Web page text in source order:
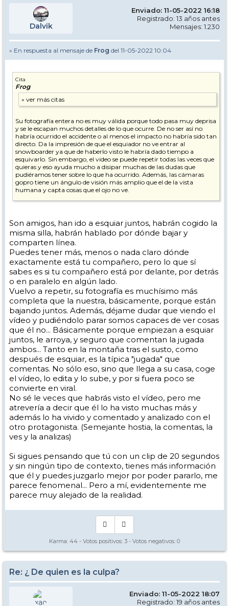
Dalvik
Enviado: 11-05-2022 16:18
Registrado: 13 años antes
Mensajes: 1.230
» En respuesta al mensaje de Frog del 11-05-2022 10:04
Cita
Frog
Su fotografía entera no es muy válida porque todo pasa muy deprisa
y se le escapan muchos detalles de lo que ocurre. De no ser así no
habría ocurrido el accidente o al menos el impacto no habría sido tan
directo. Da la impresión de que el esquiador no ve entrar al
snowboarder ya que de haberlo visto le habría dado tiempo a
esquivarlo. Sin embargo, el video se puede repetir todas las veces que
quieras y eso ayuda mucho a disipar muchas de las dudas que
pudiéramos tener sobre lo que ha ocurrido. Además, las cámaras
gopro tiene un ángulo de visión más amplio que el de la vista
humana y capta cosas que el ojo no ve.
Son amigos, han ido a esquiar juntos, habrán cogido la
misma silla, habrán hablado por dónde bajar y
comparten línea.
Puedes tener más, menos o nada claro dónde
exactamente está tu compañero, pero lo que sí
sabes es si tu compañero está por delante, por detrás
o en paralelo en algún lado.
Vuelvo a repetir, su fotografía es muchísimo más
completa que la nuestra, básicamente, porque están
bajando juntos. Además, déjame dudar que viendo el
vídeo y pudiéndolo parar somos capaces de ver cosas
que él no... Básicamente porque empiezan a esquiar
juntos, le arroya, y seguro que comentan la jugada
ambos... Tanto en la montaña tras el susto, como
después de esquiar, es la típica "jugada" que
comentas. No sólo eso, sino que llega a su casa, coge
el vídeo, lo edita y lo sube, y por si fuera poco se
convierte en viral.
No sé le veces que habrás visto el vídeo, pero me
atrevería a decir que él lo ha visto muchas más y
además lo ha vivido y comentado y analizado con el
otro protagonista. (Semejante hostia, la comentas, la
ves y la analizas)
Si sigues pensando que tú con un clip de 20 segundos
y sin ningún tipo de contexto, tienes más información
que él y puedes juzgarlo mejor por poder pararlo, me
parece fenomenal... Pero a mí, evidentemente me
parece muy alejado de la realidad.
Karma: 44 - Votos positivos: 3 - Votos negativos: 0
Re: ¿ De quien es la culpa?
Enviado: 11-05-2022 18:07
Registrado: 19 años antes